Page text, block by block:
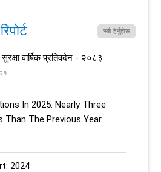
सबै हेर्नुहोस
वार्षिक प्रतिवदेन - २०८३
In 2025: Nearly Three
Than The Previous Year
2024